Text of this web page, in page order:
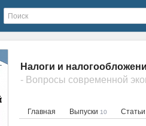
Налоги и
- Вопросы современной
Главная Выпуски 10